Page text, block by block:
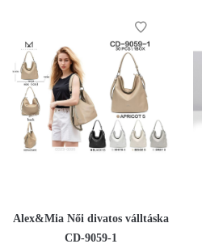
Alex&Mia Női divatos válltáska
CD-9059-1